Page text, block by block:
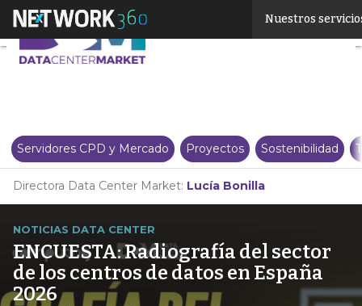
Nuestros
Servidores CPD y Mercado Proyectos Sostenibilidad
Directora Data Center Market: Lucía Bonilla
NOTICIAS DATA CENTER
ENCUESTA: Radiografía del sector
de los centros de datos en España
2026